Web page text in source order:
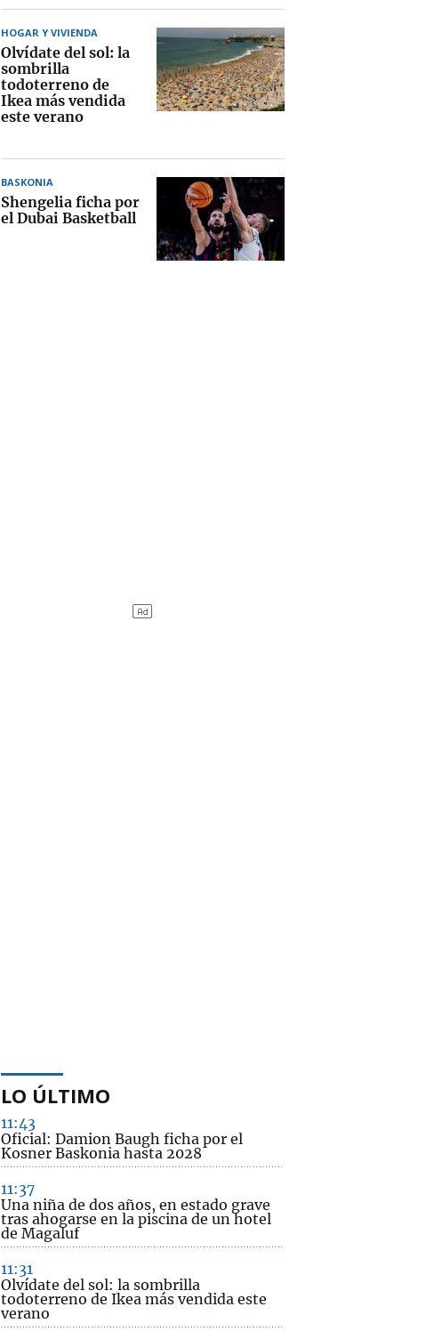
HOGAR Y VIVIENDA
Olvídate del sol: la
sombrilla
todoterreno de
Ikea más vendida
este verano
BASKONIA
Shengelia ficha por
el Dubai Basketball
LO ÚLTIMO
11:43
Oficial: Damion Baugh ficha por el
Kosner Baskonia hasta 2028
11:37
Una niña de dos años, en estado grave
tras ahogarse en la piscina de un hotel
de Magaluf
11:31
Olvídate del sol: la sombrilla
todoterreno de Ikea más vendida este
verano